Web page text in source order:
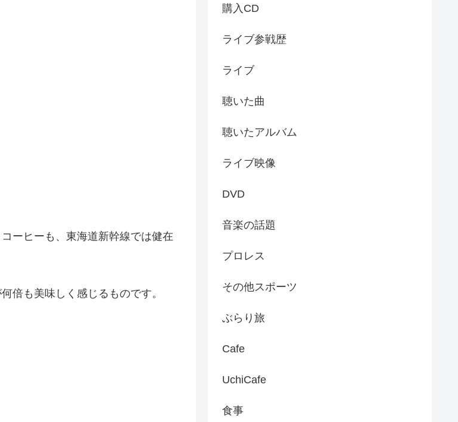
ーヒーも、東海道新幹線では健在
倍も美味しく感じるものです。
購入CD
ライブ参戦歴
ライブ
聴いた曲
聴いたアルバム
ライブ映像
DVD
音楽の話題
プロレス
その他スポーツ
ぶらり旅
Cafe
UchiCafe
食事